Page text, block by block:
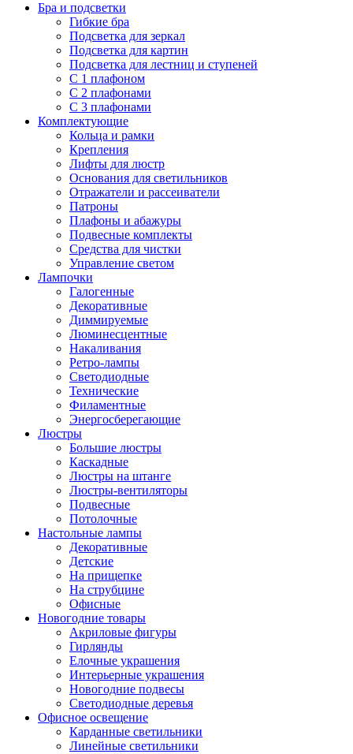
Бра и подсветки
Гибкие бра
Подсветка для зеркал
Подсветка для картин
Подсветка для лестниц и ступеней
С 1 плафоном
С 2 плафонами
С 3 плафонами
Комплектующие
Кольца и рамки
Крепления
Лифты для люстр
Основания для светильников
Отражатели и рассеиватели
Патроны
Плафоны и абажуры
Подвесные комплекты
Средства для чистки
Управление светом
Лампочки
Галогенные
Декоративные
Диммируемые
Люминесцентные
Накаливания
Ретро-лампы
Светодиодные
Технические
Филаментные
Энергосберегающие
Люстры
Большие люстры
Каскадные
Люстры на штанге
Люстры-вентиляторы
Подвесные
Потолочные
Настольные лампы
Декоративные
Детские
На прищепке
На струбцине
Офисные
Новогодние товары
Акриловые фигуры
Гирлянды
Елочные украшения
Интерьерные украшения
Новогодние подвесы
Светодиодные деревья
Офисное освещение
Карданные светильники
Линейные светильники